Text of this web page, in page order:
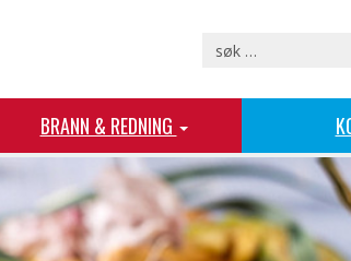
BRANN & REDNING